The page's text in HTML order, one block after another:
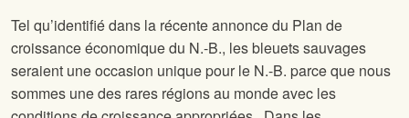
Tel qu’identifié dans la récente annonce du Plan de
croissance économique du N.-B., les bleuets sauvages
seraient une occasion unique pour le N.-B. parce que nous
sommes une des rares régions au monde avec les